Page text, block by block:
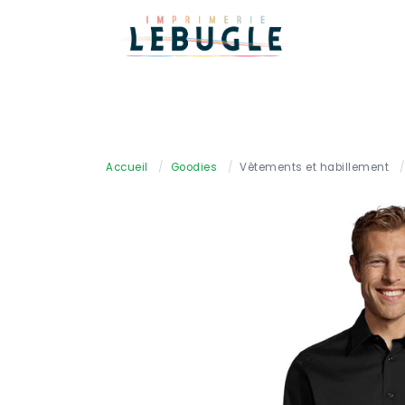
Accueil / Goodies / Vêtements et habillement /